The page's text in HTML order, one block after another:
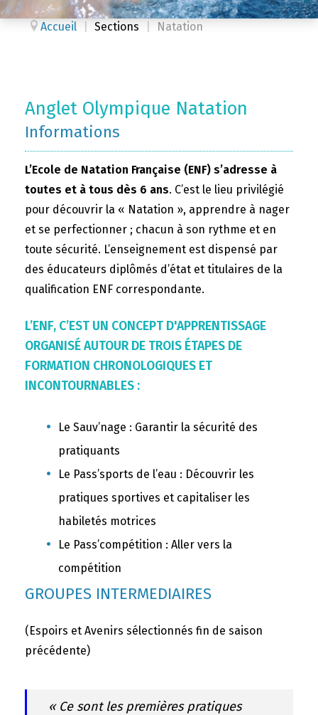
Accueil Sections Natation
Anglet Olympique Natation
Informations
L’Ecole de Natation Française (ENF) s’adresse à
toutes et à tous dès 6 ans. C’est le lieu privilégié
pour découvrir la « Natation », apprendre à nager
et se perfectionner ; chacun à son rythme et en
toute sécurité. L’enseignement est dispensé par
des éducateurs diplômés d’état et titulaires de la
qualification ENF correspondante.
L’ENF, C’EST UN CONCEPT D'APPRENTISSAGE
ORGANISÉ AUTOUR DE TROIS ÉTAPES DE
FORMATION CHRONOLOGIQUES ET
INCONTOURNABLES :
Le Sauv’nage : Garantir la sécurité des
pratiquants
Le Pass’sports de l’eau : Découvrir les
pratiques sportives et capitaliser les
habiletés motrices
Le Pass’compétition : Aller vers la
compétition
GROUPES INTERMEDIAIRES
(Espoirs et Avenirs sélectionnés fin de saison
précédente)
« Ce sont les premières pratiques